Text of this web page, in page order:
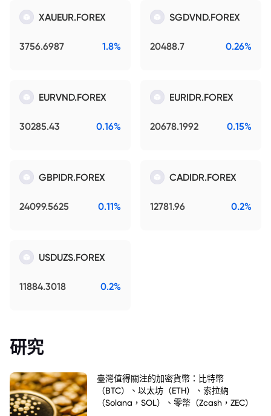
XAUEUR.FOREX
3756.6987 1.8%
SGDVND.FOREX
20488.7 0.26%
EURVND.FOREX
30285.43 0.16%
EURIDR.FOREX
20678.1992 0.15%
GBPIDR.FOREX
24099.5625 0.11%
CADIDR.FOREX
12781.96 0.2%
USDUZS.FOREX
11884.3018 0.2%
研究
臺灣值得關注的加密貨幣：比特幣
（BTC）、以太坊（ETH）、索拉納
（Solana，SOL）、零幣（Zcash，ZEC）